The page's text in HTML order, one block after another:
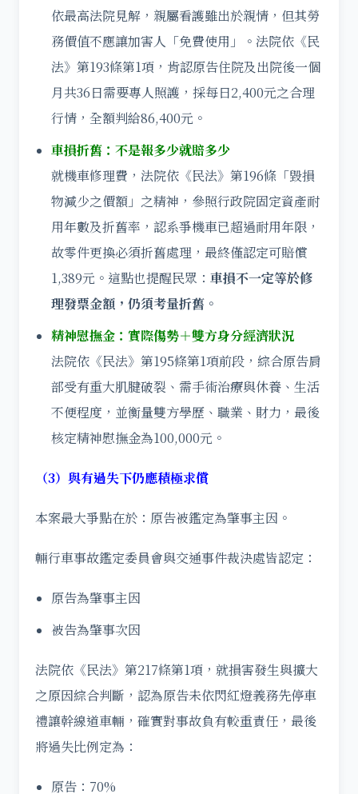
依最高法院見解，親屬看護雖出於親情，但其勞
務價值不應讓加害人「免費使用」。法院依《民
法》第193條第1項，肯認原告住院及出院後一個
月共36日需要專人照護，採每日2,400元之合理
行情，全額判給86,400元。
車損折舊：不是報多少就賠多少
就機車修理費，法院依《民法》第196條「毀損
物減少之價額」之精神，參照行政院固定資產耐
用年數及折舊率，認系爭機車已超過耐用年限，
故零件更換必須折舊處理，最終僅認定可賠償
1,389元。這點也提醒民眾： 車損不一定等於修
理發票金額，仍須考量折舊。
精神慰撫金：實際傷勢＋雙方身分經濟狀況
法院依《民法》第195條第1項前段，綜合原告肩
部受有重大肌腱破裂、需手術治療與休養、生活
不便程度，並衡量雙方學歷、職業、財力，最後
核定精神慰撫金為100,000元。
（3）與有過失下仍應積極求償
本案最大爭點在於：原告被鑑定為肇事主因。
輛行車事故鑑定委員會與交通事件裁決處皆認定：
原告為肇事主因
被告為肇事次因
法院依《民法》第217條第1項，就損害發生與擴大
之原因綜合判斷，認為原告未依閃紅燈義務先停車
禮讓幹線道車輛，確實對事故負有較重責任，最後
將過失比例定為：
原告：70%